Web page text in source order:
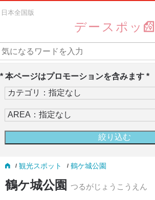
日本全国版
デースポッ
* 本ページはプロモーションを含みます *
観光スポット 鶴ケ城公園
鶴ケ城公園 つるがじょうこうえん